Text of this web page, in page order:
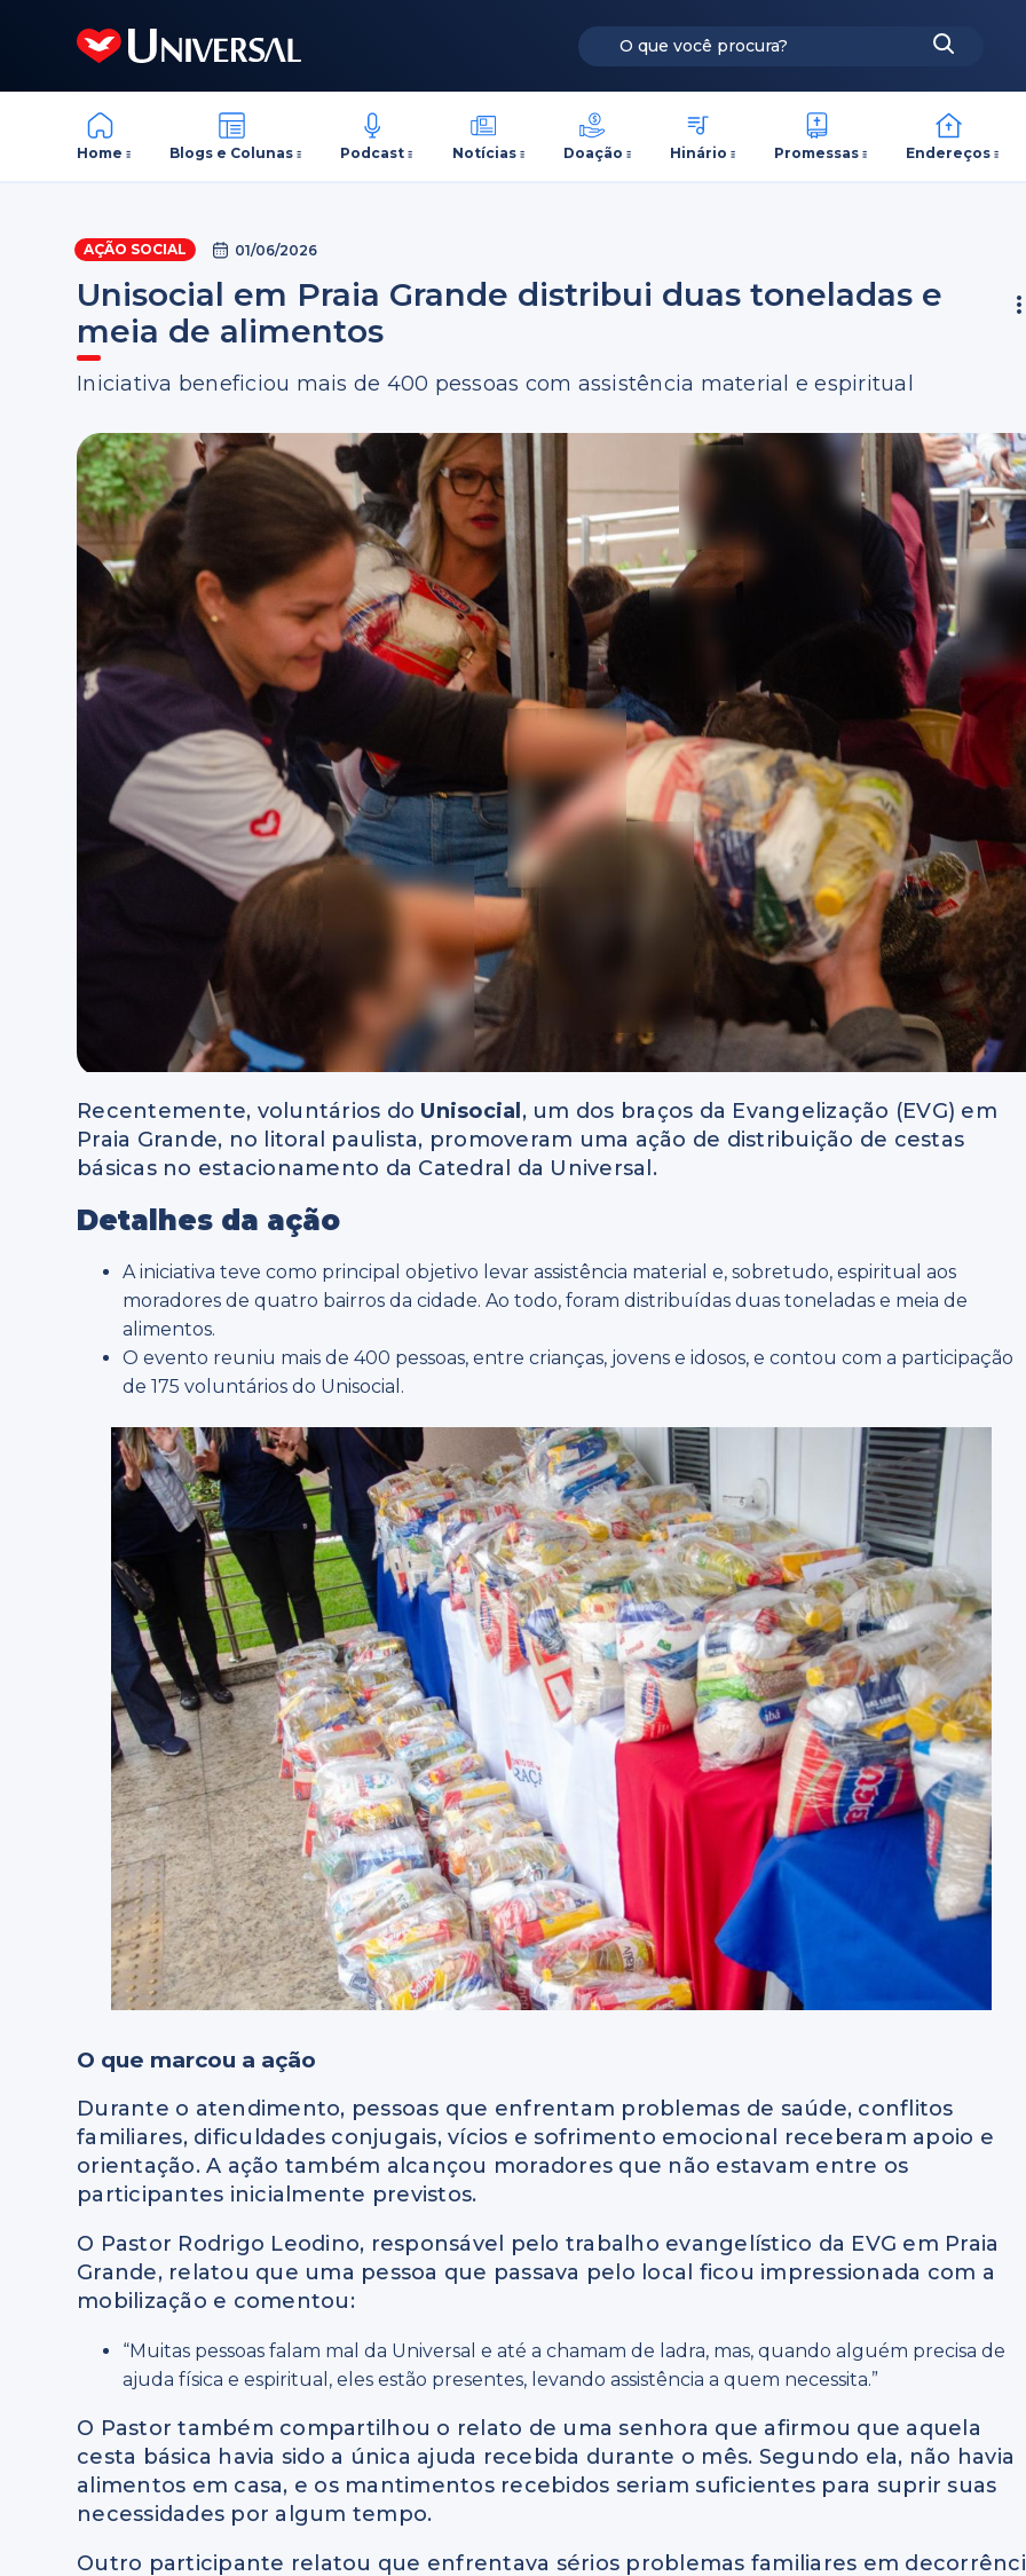
Home Blogs e Colunas Podcast Notícias Doação Hinário Promessas Endereços
AÇÃO SOCIAL 01/06/2026
Unisocial em Praia Grande distribui duas toneladas e
meia de alimentos
Iniciativa beneficiou mais de 400 pessoas com assistência material e espiritual
Recentemente, voluntários do Unisocial , um dos braços da Evangelização (EVG) em
Praia Grande, no litoral paulista, promoveram uma ação de distribuição de cestas
básicas no estacionamento da Catedral da Universal.
Detalhes da ação
A iniciativa teve como principal objetivo levar assistência material e, sobretudo, espiritual aos
moradores de quatro bairros da cidade. Ao todo, foram distribuídas duas toneladas e meia de
alimentos.
O evento reuniu mais de 400 pessoas, entre crianças, jovens e idosos, e contou com a participação
de 175 voluntários do Unisocial.
O que marcou a ação
Durante o atendimento, pessoas que enfrentam problemas de saúde, conflitos
familiares, dificuldades conjugais, vícios e sofrimento emocional receberam apoio e
orientação. A ação também alcançou moradores que não estavam entre os
participantes inicialmente previstos.
O Pastor Rodrigo Leodino, responsável pelo trabalho evangelístico da EVG em Praia
Grande, relatou que uma pessoa que passava pelo local ficou impressionada com a
mobilização e comentou:
“Muitas pessoas falam mal da Universal e até a chamam de ladra, mas, quando alguém precisa de
ajuda física e espiritual, eles estão presentes, levando assistência a quem necessita.”
O Pastor também compartilhou o relato de uma senhora que afirmou que aquela
cesta básica havia sido a única ajuda recebida durante o mês. Segundo ela, não havia
alimentos em casa, e os mantimentos recebidos seriam suficientes para suprir suas
necessidades por algum tempo.
Outro participante relatou que enfrentava sérios problemas familiares em